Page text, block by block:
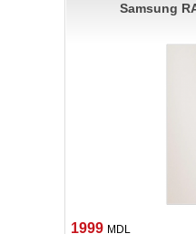
Samsung
1999 MDL